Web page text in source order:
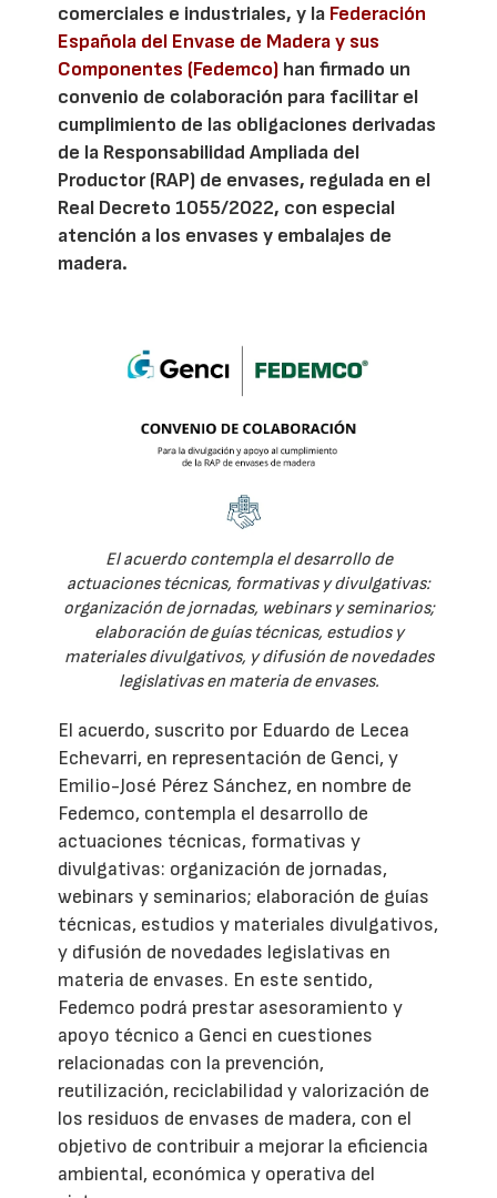
comerciales e industriales, y la Federación
Española del Envase de Madera y sus
Componentes (Fedemco) han firmado un
convenio de colaboración para facilitar el
cumplimiento de las obligaciones derivadas
de la Responsabilidad Ampliada del
Productor (RAP) de envases, regulada en el
Real Decreto 1055/2022, con especial
atención a los envases y embalajes de
madera.
El acuerdo contempla el desarrollo de
actuaciones técnicas, formativas y divulgativas:
organización de jornadas, webinars y seminarios;
elaboración de guías técnicas, estudios y
materiales divulgativos, y difusión de novedades
legislativas en materia de envases.
El acuerdo, suscrito por Eduardo de Lecea
Echevarri, en representación de Genci, y
Emilio-José Pérez Sánchez, en nombre de
Fedemco, contempla el desarrollo de
actuaciones técnicas, formativas y
divulgativas: organización de jornadas,
webinars y seminarios; elaboración de guías
técnicas, estudios y materiales divulgativos,
y difusión de novedades legislativas en
materia de envases. En este sentido,
Fedemco podrá prestar asesoramiento y
apoyo técnico a Genci en cuestiones
relacionadas con la prevención,
reutilización, reciclabilidad y valorización de
los residuos de envases de madera, con el
objetivo de contribuir a mejorar la eficiencia
ambiental, económica y operativa del